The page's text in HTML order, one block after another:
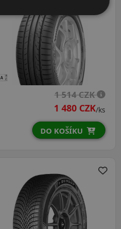
1 514 CZK
1 480 CZK/ks
DO KOŠÍKU